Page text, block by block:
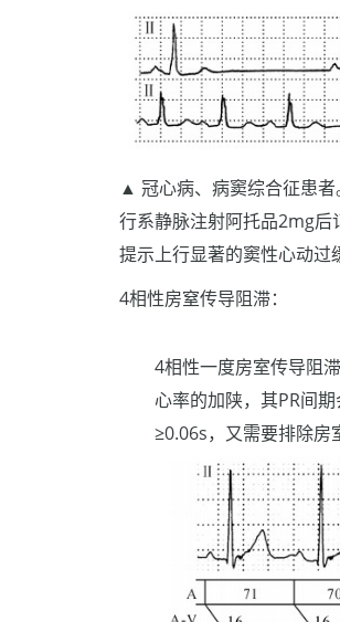
▲ 冠心病、病窦综合征患
行系静脉注射阿托品2mg后
提示上行显著的窦性心动过
4相性房窒传导阻滞：
4相性一度房室传导阻
心率的加陕，其PR间
≥0.06s，又需要排除房